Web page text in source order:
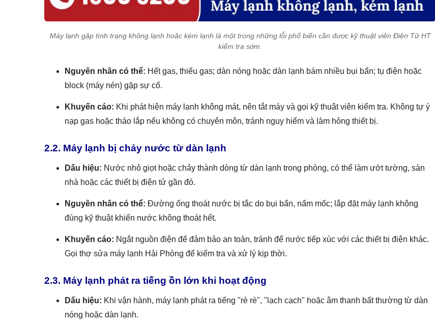
Máy lạnh gặp tình trạng không lạnh hoặc kém lạnh là một trong những lỗi phổ biến cần được kỹ thuật viên Điện Tử HT
kiểm tra sớm.
Nguyên nhân có thể: Hết gas, thiếu gas; dàn nóng hoặc dàn lạnh bám nhiều bụi bẩn; tụ điện hoặc
block (máy nén) gặp sự cố.
Khuyến cáo: Khi phát hiện máy lạnh không mát, nên tắt máy và gọi kỹ thuật viên kiểm tra. Không tự ý
nạp gas hoặc tháo lắp nếu không có chuyên môn, tránh nguy hiểm và làm hỏng thiết bị.
2.2. Máy lạnh bị chảy nước từ dàn lạnh
Dấu hiệu: Nước nhỏ giọt hoặc chảy thành dòng từ dàn lạnh trong phòng, có thể làm ướt tường, sàn
nhà hoặc các thiết bị điện tử gần đó.
Nguyên nhân có thể: Đường ống thoát nước bị tắc do bụi bẩn, nấm mốc; lắp đặt máy lạnh không
đúng kỹ thuật khiến nước không thoát hết.
Khuyến cáo: Ngắt nguồn điện để đảm bảo an toàn, tránh để nước tiếp xúc với các thiết bị điện khác.
Gọi thợ sửa máy lạnh Hải Phòng để kiểm tra và xử lý kịp thời.
2.3. Máy lạnh phát ra tiếng ồn lớn khi hoạt động
Dấu hiệu: Khi vận hành, máy lạnh phát ra tiếng "rè rè", "lạch cạch" hoặc âm thanh bất thường từ dàn
nóng hoặc dàn lạnh.